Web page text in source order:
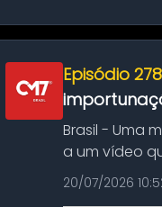
Episódio
Brasil - Uma
a um vídeo
na Bahia. O
20/07/2026